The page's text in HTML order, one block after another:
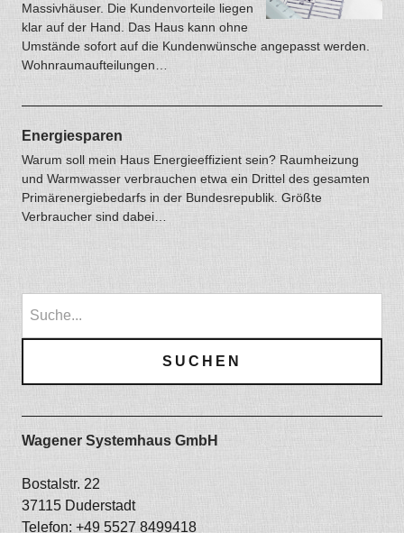
Massivhäuser. Die Kundenvorteile liegen
klar auf der Hand. Das Haus kann ohne
Umstände sofort auf die Kundenwünsche angepasst werden.
Wohnraumaufteilungen…
Energiesparen
Warum soll mein Haus Energieeffizient sein? Raumheizung
und Warmwasser verbrauchen etwa ein Drittel des gesamten
Primärenergiebedarfs in der Bundesrepublik. Größte
Verbraucher sind dabei…
Wagener Systemhaus GmbH
Bostalstr. 22
37115 Duderstadt
Telefon: +49 5527 8499418